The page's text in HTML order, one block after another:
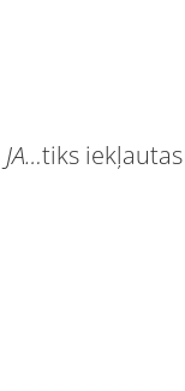
JA…tiks